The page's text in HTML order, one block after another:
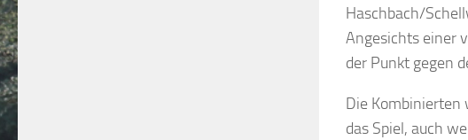
Haschbach/
Angesichts einer
der Punkt gegen
Die Kombinierten
das Spiel, auch